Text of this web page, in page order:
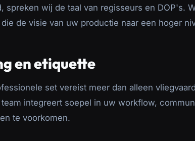
spreken wij de taal van regisseurs en DOP's.
de visie van uw productie naar een hoger
en etiquette
set vereist meer dan alleen
integreert soepel in uw workflow,
te voorkomen.